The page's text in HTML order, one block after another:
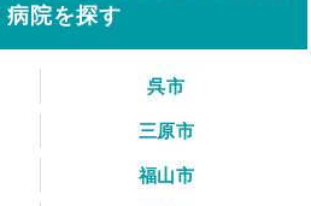
病院を探す
呉市
三原市
福山市